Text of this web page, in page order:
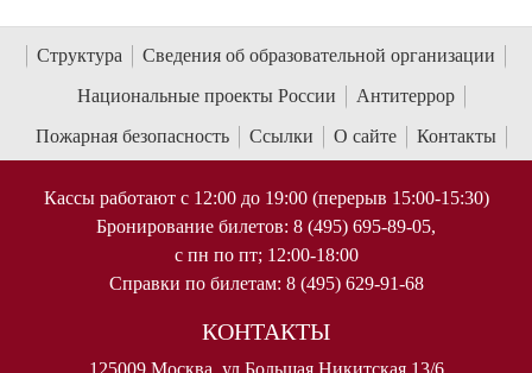
Структура
Сведения об образовательной организации
Национальные проекты России
Антитеррор
Пожарная безопасность
Ссылки О сайте Контакты
Кассы работают с 12:00 до 19:00 (перерыв 15:00-15:30)
Бронирование билетов: 8 (495) 695-89-05,
с пн по пт; 12:00-18:00
Справки по билетам: 8 (495) 629-91-68
КОНТАКТЫ